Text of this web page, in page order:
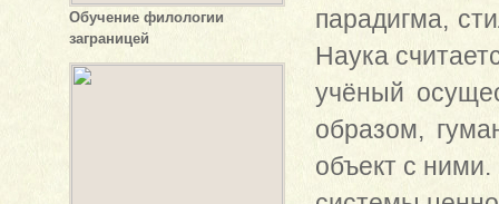
Обучение филологии
заграницей
парадигма,
Наука
учёный
образом,
объект с ними.